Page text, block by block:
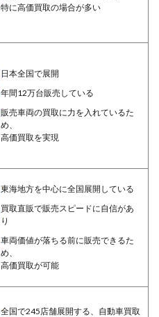
特に高価買取の場合が多い
日本全国で展開
年間12万台販売している
販売車両の買取に力を入れているた
め、
高価買取を実現
東海地方を中心に全国展開している
買取直販で販売スピードに自信があ
り
車両価値が落ちる前に販売できるた
め、
高価買取が可能
全国で245店舗展開する、自動車買取